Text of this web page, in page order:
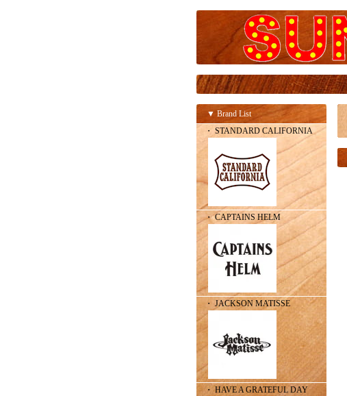
▼ Brand List
・ STANDARD CALIFORNIA
・ CAPTAINS HELM
・ JACKSON MATISSE
・ HAVE A GRATEFUL DAY